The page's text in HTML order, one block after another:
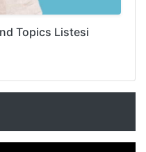
Topics Listesi